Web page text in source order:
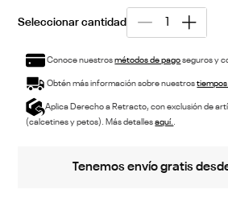
Conoce nuestrosmétodos de pagoseguros y
Obtén más información sobre nuestrostiempos
Aplica Derecho a Retracto, con exclusión de
(calcetines y petos). Más detallesaquí..
Tenemos envío gratis